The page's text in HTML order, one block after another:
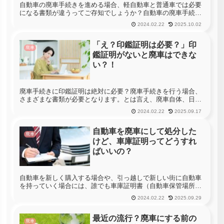
自動車の廃車手続きを進める場合、軽自動車と普通車では必要
になる書類が違うってご存知でしょうか？自動車の廃車手続き
は、一般の方であればほとんど経験する事ではありませんし、
手続きを進める為にはどのような物を用意すればいいのか、詳
2024.02.22 2025.10.02
廃車
「え？印鑑証明は必要？」印
鑑証明がないと廃車はできな
い？！
廃車手続きに印鑑証明は絶対に必要？廃車手続きを行う場合、
さまざまな書類が必要となります。とは言え、廃車自体、日常
生活の中でそうそう発生するものではなく、また手続きをプロ
に任せる方も多く、手続きの詳細を知っている方は少ないと思
2024.02.22 2025.09.17
廃車
自動車を廃車にして処分した
けど、車庫証明ってどうすれ
ばいいの？
自動車を新しく購入する場合や、引っ越しで新しい街に自動車
を持っていく場合には、誰でも車庫証明書（自動車保管場所証
明書）を取得しなければいけません。車庫証明書に関しては、
『自動車の保管場所の確保等に関する法律』と言う法律で取得
2024.02.22 2025.09.29
廃車
最近の流行？廃車にする前の